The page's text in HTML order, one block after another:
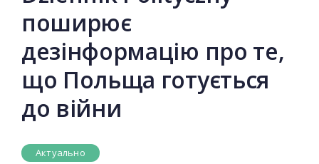
поширює
дезінформацію про те,
що Польща готується
до війни
Актуально